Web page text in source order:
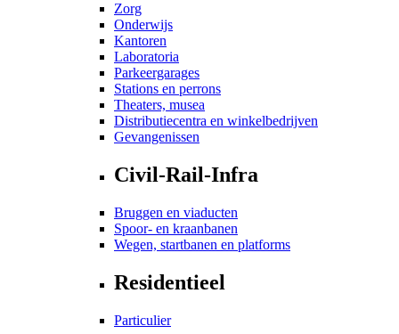
Zorg
Onderwijs
Kantoren
Laboratoria
Parkeergarages
Stations en perrons
Theaters, musea
Distributiecentra en winkelbedrijven
Gevangenissen
Civil-Rail-Infra
Bruggen en viaducten
Spoor- en kraanbanen
Wegen, startbanen en platforms
Residentieel
Particulier